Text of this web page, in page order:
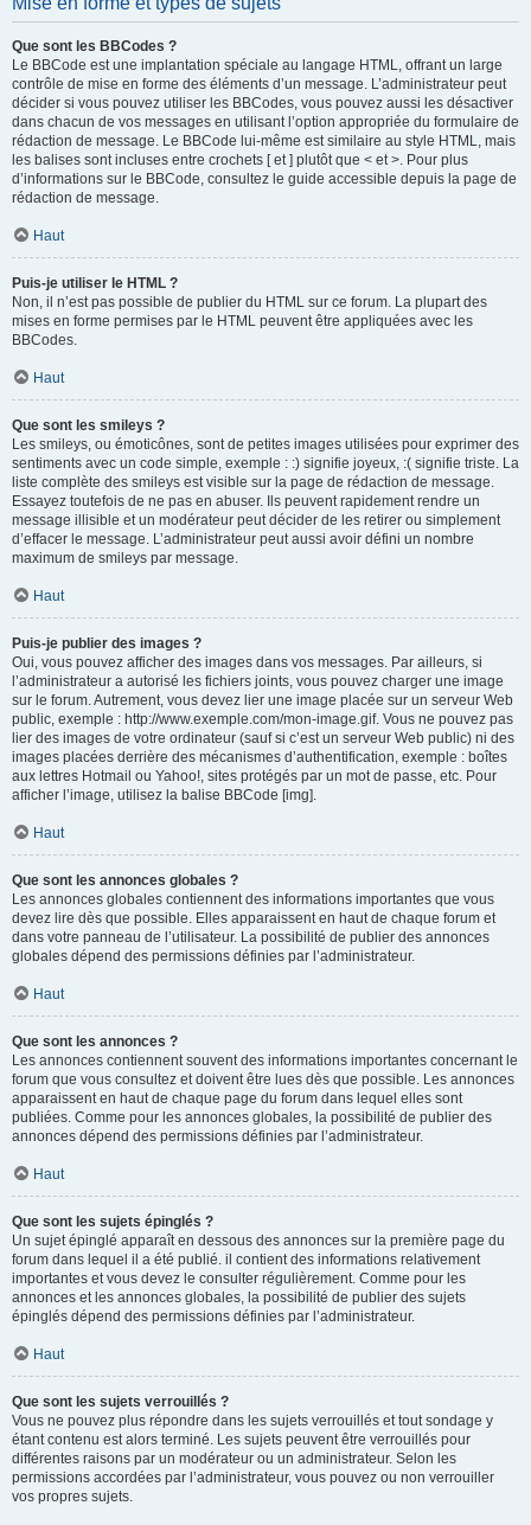
Que sont les BBCodes ?
Le BBCode est une implantation spéciale au langage HTML, offrant un large
contrôle de mise en forme des éléments d’un message. L’administrateur peut
décider si vous pouvez utiliser les BBCodes, vous pouvez aussi les désactiver
dans chacun de vos messages en utilisant l’option appropriée du formulaire de
rédaction de message. Le BBCode lui-même est similaire au style HTML, mais
les balises sont incluses entre crochets [ et ] plutôt que < et >. Pour plus
d’informations sur le BBCode, consultez le guide accessible depuis la page de
rédaction de message.
Haut
Puis-je utiliser le HTML ?
Non, il n’est pas possible de publier du HTML sur ce forum. La plupart des
mises en forme permises par le HTML peuvent être appliquées avec les
BBCodes.
Haut
Que sont les smileys ?
Les smileys, ou émoticônes, sont de petites images utilisées pour exprimer des
sentiments avec un code simple, exemple : :) signifie joyeux, :( signifie triste. La
liste complète des smileys est visible sur la page de rédaction de message.
Essayez toutefois de ne pas en abuser. Ils peuvent rapidement rendre un
message illisible et un modérateur peut décider de les retirer ou simplement
d’effacer le message. L’administrateur peut aussi avoir défini un nombre
maximum de smileys par message.
Haut
Puis-je publier des images ?
Oui, vous pouvez afficher des images dans vos messages. Par ailleurs, si
l’administrateur a autorisé les fichiers joints, vous pouvez charger une image
sur le forum. Autrement, vous devez lier une image placée sur un serveur Web
public, exemple : http://www.exemple.com/mon-image.gif. Vous ne pouvez pas
lier des images de votre ordinateur (sauf si c’est un serveur Web public) ni des
images placées derrière des mécanismes d’authentification, exemple : boîtes
aux lettres Hotmail ou Yahoo!, sites protégés par un mot de passe, etc. Pour
afficher l’image, utilisez la balise BBCode [img].
Haut
Que sont les annonces globales ?
Les annonces globales contiennent des informations importantes que vous
devez lire dès que possible. Elles apparaissent en haut de chaque forum et
dans votre panneau de l’utilisateur. La possibilité de publier des annonces
globales dépend des permissions définies par l’administrateur.
Haut
Que sont les annonces ?
Les annonces contiennent souvent des informations importantes concernant le
forum que vous consultez et doivent être lues dès que possible. Les annonces
apparaissent en haut de chaque page du forum dans lequel elles sont
publiées. Comme pour les annonces globales, la possibilité de publier des
annonces dépend des permissions définies par l’administrateur.
Haut
Que sont les sujets épinglés ?
Un sujet épinglé apparaît en dessous des annonces sur la première page du
forum dans lequel il a été publié. il contient des informations relativement
importantes et vous devez le consulter régulièrement. Comme pour les
annonces et les annonces globales, la possibilité de publier des sujets
épinglés dépend des permissions définies par l’administrateur.
Haut
Que sont les sujets verrouillés ?
Vous ne pouvez plus répondre dans les sujets verrouillés et tout sondage y
étant contenu est alors terminé. Les sujets peuvent être verrouillés pour
différentes raisons par un modérateur ou un administrateur. Selon les
permissions accordées par l’administrateur, vous pouvez ou non verrouiller
vos propres sujets.